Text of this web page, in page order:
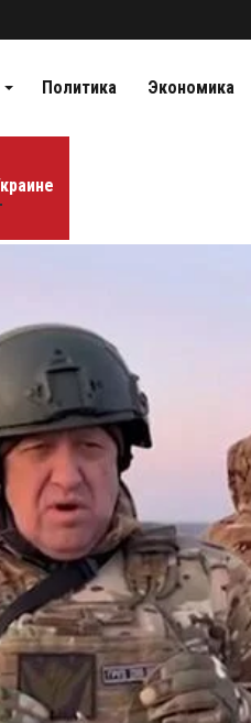
Политика Экономика